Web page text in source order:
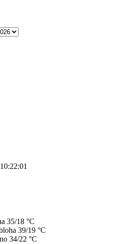
10:22:01
35/18 °C
39/19 °C
34/22 °C